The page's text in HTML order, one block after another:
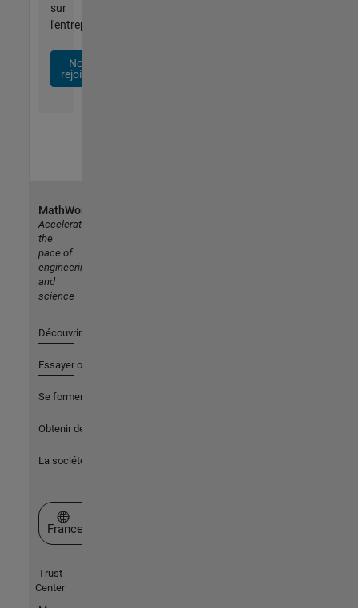
sur
l'entreprise.
Nous
rejoindre
MathWorks
Accelerating
the
pace of
engineering
and
science
Découvrir les produits
Essayer ou acheter
Se former
Obtenir de l'aide
La société
Sélectionner un site web
France
Trust
Center